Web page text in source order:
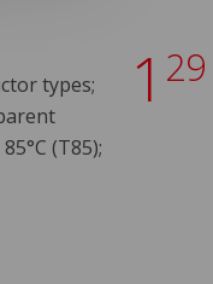
types;
(T85);
1 29